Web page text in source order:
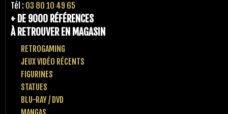
Tél : 03 80 10 49 65
+ DE 9000 RÉFÉRENCES
À RETROUVER EN MAGASIN
RETROGAMING
JEUX VIDÉO RÉCENTS
FIGURINES
STATUES
BLU-RAY / DVD